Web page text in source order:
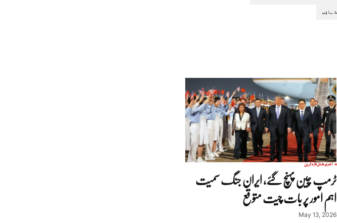
انٹرنیشنلتازہ ترین
ٹرمپ چین پہنچ گئے، ایران جنگ سمیت
اہم امور پر بات چیت متوقع
May 13, 2026